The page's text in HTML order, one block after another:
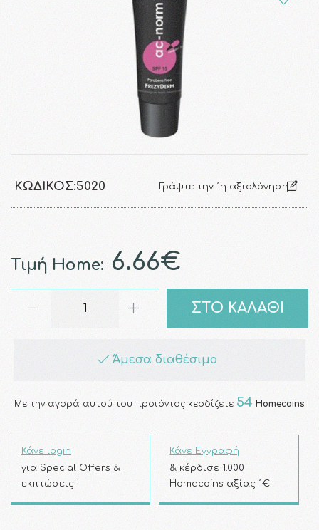
ΚΩΔΙΚΌΣ:5020 Γράψτε την 1η αξιολόγηση
Τιμή Home: 6.66€
ΣΤΟ ΚΑΛΑΘΙ
Άμεσα διαθέσιμο
Με την αγορά αυτού του προϊόντος κερδίζετε 54 Homecoins
Κάνε login
για Special Offers &
εκπτώσεις!
Κάνε Εγγραφή
& κέρδισε 1.000
Homecoins αξίας 1€